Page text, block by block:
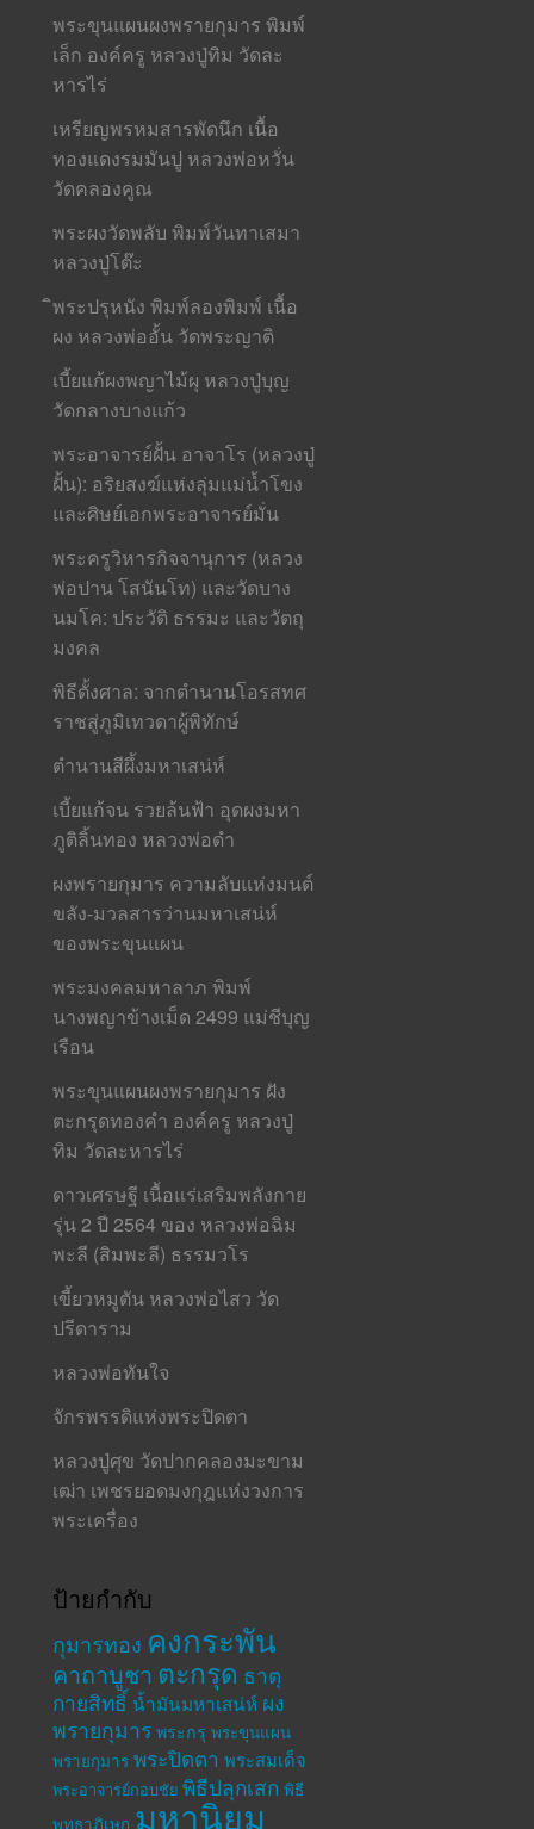
พระขุนแผนผงพรายกุมาร พิมพ์
เล็ก องค์ครู หลวงปู่ทิม วัดละ
หารไร่
เหรียญพรหมสารพัดนึก เนื้อ
ทองแดงรมมันปู หลวงพ่อหวั่น
วัดคลองคูณ
พระผงวัดพลับ พิมพ์วันทาเสมา
หลวงปู่โต๊ะ
ิพระปรุหนัง พิมพ์ลองพิมพ์ เนื้อ
ผง หลวงพ่ออั้น วัดพระญาติ
เบี้ยแก้ผงพญาไม้ผุ หลวงปู่บุญ
วัดกลางบางแก้ว
พระอาจารย์ฝั้น อาจาโร (หลวงปู่
ฝั้น): อริยสงฆ์แห่งลุ่มแม่น้ำโขง
และศิษย์เอกพระอาจารย์มั่น
พระครูวิหารกิจจานุการ (หลวง
พ่อปาน โสนันโท) และวัดบาง
นมโค: ประวัติ ธรรมะ และวัตถุ
มงคล
พิธีตั้งศาล: จากตำนานโอรสทศ
ราชสู่ภูมิเทวดาผู้พิทักษ์
ตำนานสีผึ้งมหาเสน่ห์
เบี้ยแก้จน รวยล้นฟ้า อุดผงมหา
ภูติลิ้นทอง หลวงพ่อดำ
ผงพรายกุมาร ความลับแห่งมนต์
ขลัง-มวลสารว่านมหาเสน่ห์
ของพระขุนแผน
พระมงคลมหาลาภ พิมพ์
นางพญาข้างเม็ด 2499 แม่ชีบุญ
เรือน
พระขุนแผนผงพรายกุมาร ฝัง
ตะกรุดทองคำ องค์ครู หลวงปู่
ทิม วัดละหารไร่
ดาวเศรษฐี เนื้อแร่เสริมพลังกาย
รุ่น 2 ปี 2564 ของ หลวงพ่อฉิม
พะลี (สิมพะลี) ธรรมวโร
เขี้ยวหมูตัน หลวงพ่อไสว วัด
ปรีดาราม
หลวงพ่อทันใจ
จักรพรรดิแห่งพระปิดตา
หลวงปู่ศุข วัดปากคลองมะขาม
เฒ่า เพชรยอดมงกุฎแห่งวงการ
พระเครื่อง
ป้ายกำกับ
กุมารทอง คงกระพัน
คาถาบูชา ตะกรุด ธาตุ
กายสิทธิ์ น้ำมันมหาเสน่ห์ ผง
พรายกุมาร พระกรุ พระขุนแผน
พรายกุมาร พระปิดตา พระสมเด็จ
พระอาจารย์กอบชัย พิธีปลุกเสก พิธี
พุทธาภิเษก มหานิยม